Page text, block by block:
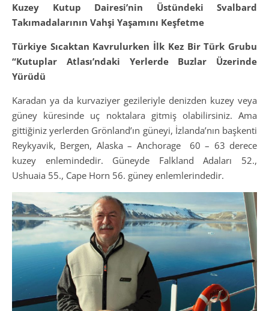
Kuzey Kutup Dairesi’nin Üstündeki Svalbard
Takımadalarının Vahşi Yaşamını Keşfetme
Türkiye Sıcaktan Kavrulurken İlk Kez Bir Türk Grubu
“Kutuplar Atlası’ndaki Yerlerde Buzlar Üzerinde
Yürüdü
Karadan ya da kurvaziyer gezileriyle denizden kuzey veya
güney küresinde uç noktalara gitmiş olabilirsiniz. Ama
gittiğiniz yerlerden Grönland’ın güneyi, İzlanda’nın başkenti
Reykyavik, Bergen, Alaska – Anchorage 60 – 63 derece
kuzey enlemindedir. Güneyde Falkland Adaları 52.,
Ushuaia 55., Cape Horn 56. güney enlemlerindedir.